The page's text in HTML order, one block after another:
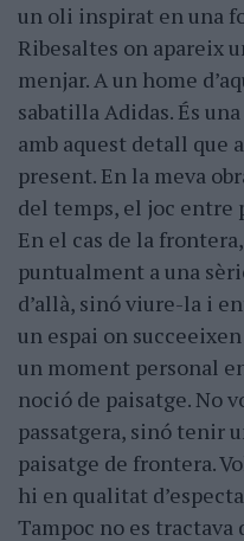
un oli inspirat en una
Ribesaltes on apareix
menjar. A un home
sabatilla Adidas. És
amb aquest detall que
present. En la meva
del temps, el joc entre
En el cas de la
puntualment a una
d’allà, sinó viure-la i
un espai on
un moment personal
noció de paisatge. No
passatgera, sinó tenir
paisatge de frontera.
hi en qualitat
Tampoc no es